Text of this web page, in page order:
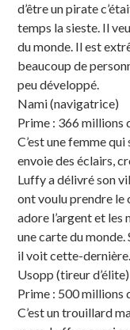
d’être un pirate
temps la sieste. Il
du monde. Il est
beaucoup de
peu développé.
Nami (navigatrice)
Prime : 366 millions
C’est une femme
envoie des éclairs,
Luffy a délivré son
ont voulu prendre le
adore l’argent et les
une carte du
il voit cette-dernière.
Usopp (tireur d’élite)
Prime : 500 millions
C’est un trouillard